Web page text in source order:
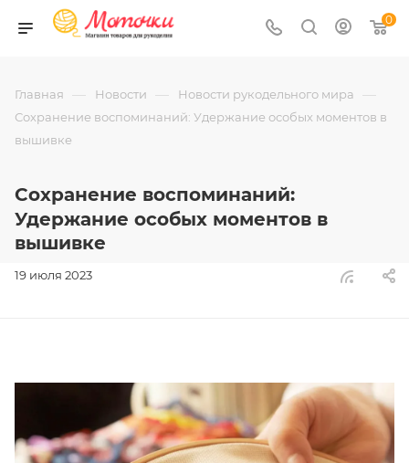
0
Главная — Новости — Новости рукодельного мира —
Сохранение воспоминаний: Удержание особых моментов в
вышивке
Сохранение воспоминаний:
Удержание особых моментов в
вышивке
19 июля 2023